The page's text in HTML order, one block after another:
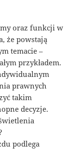
oraz funkcji w
że powstają
temacie –
przykładem.
prawnych
takim
decyzje.
podlega